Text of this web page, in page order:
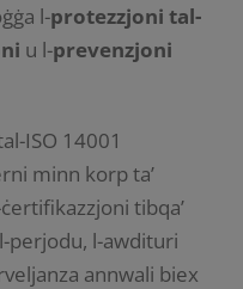
l-protezzjoni tal-
u l-prevenzjoni
ISO 14001
minn korp ta’
tibqa’
perjodu, l-awdituri
annwali biex